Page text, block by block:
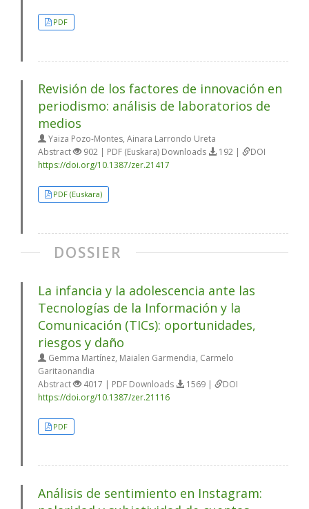
PDF
Revisión de los factores de innovación en
periodismo: análisis de laboratorios de
medios
Yaiza Pozo-Montes, Ainara Larrondo Ureta
Abstract
902 | PDF (Euskara) Downloads 192 |
DOI
https://doi.org/10.1387/zer.21417
PDF (Euskara)
DOSSIER
La infancia y la adolescencia ante las
Tecnologías de la Información y la
Comunicación (TICs): oportunidades,
riesgos y daño
Gemma Martínez, Maialen Garmendia, Carmelo
Garitaonandia
Abstract
4017 | PDF Downloads 1569 |
DOI
https://doi.org/10.1387/zer.21116
PDF
Análisis de sentimiento en Instagram: